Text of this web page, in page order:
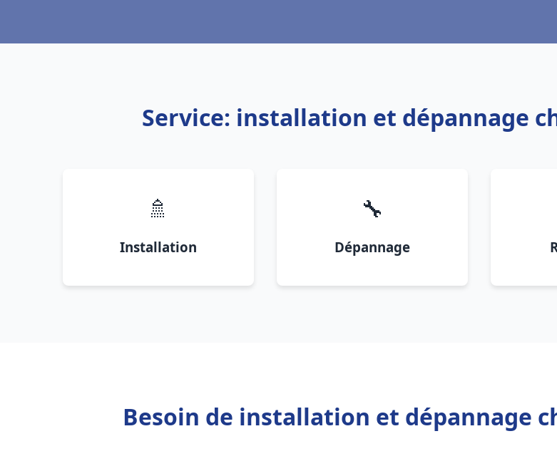
Service: installation et dépannage
🚿
Installation
🔧
Dépannage
Besoin de installation et dépannage